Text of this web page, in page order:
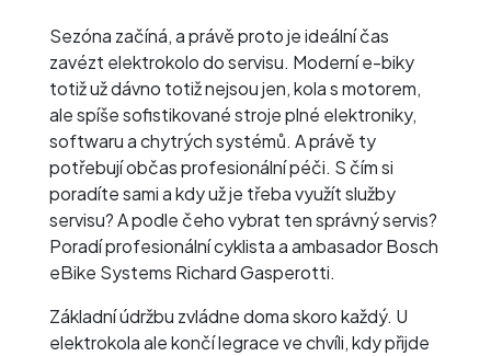
Sezóna začíná, a právě proto je ideální čas
zavézt elektrokolo do servisu. Moderní e-biky
totiž už dávno totiž nejsou jen‚ kola s motorem,
ale spíše sofistikované stroje plné elektroniky,
softwaru a chytrých systémů. A právě ty
potřebují občas profesionální péči. S čím si
poradíte sami a kdy už je třeba využít služby
servisu? A podle čeho vybrat ten správný servis?
Poradí profesionální cyklista a ambasador Bosch
eBike Systems Richard Gasperotti.
Základní údržbu zvládne doma skoro každý. U
elektrokola ale končí legrace ve chvíli, kdy přijde